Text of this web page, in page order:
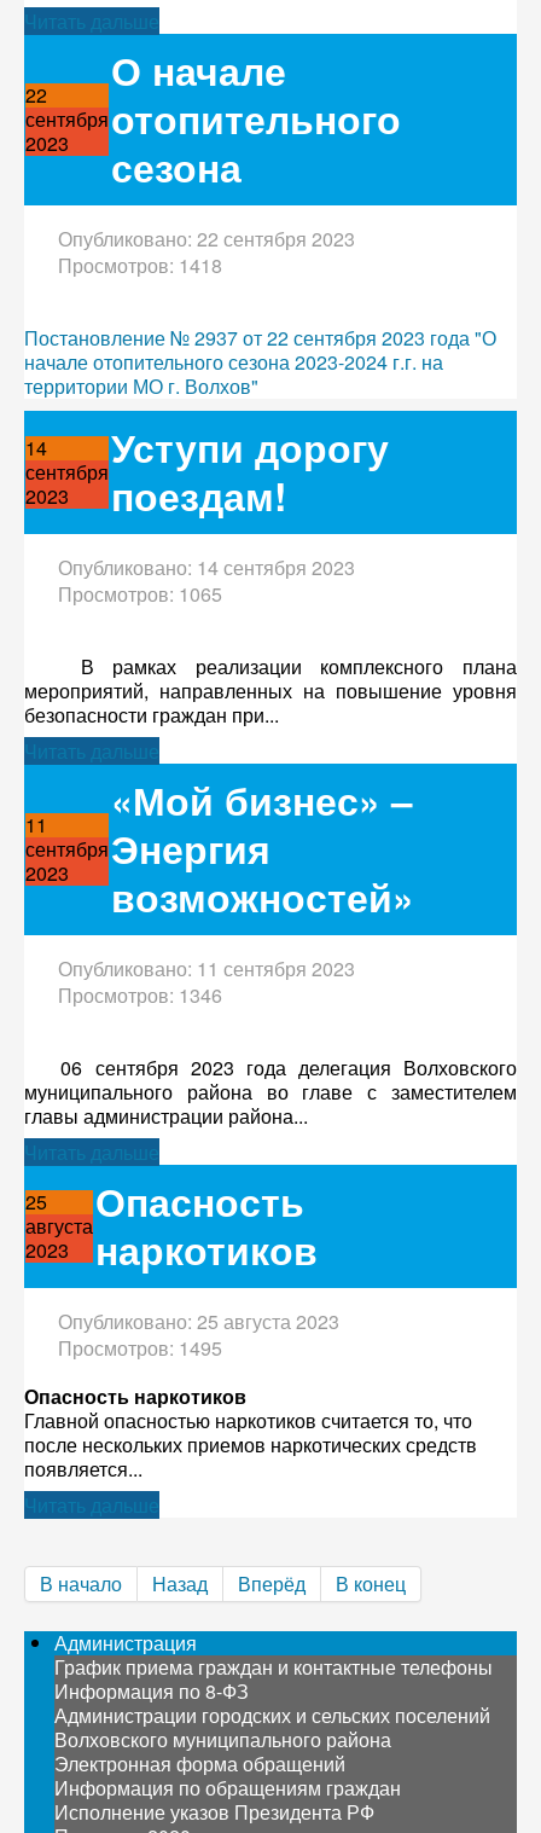
Читать дальше
22
сентября
2023
О начале
отопительного
сезона
Опубликовано: 22 сентября 2023
Просмотров: 1418
Постановление № 2937 от 22 сентября 2023 года "О
начале отопительного сезона 2023-2024 г.г. на
территории МО г. Волхов"
14
сентября
2023
Уступи дорогу
поездам!
Опубликовано: 14 сентября 2023
Просмотров: 1065
В рамках реализации комплексного плана
мероприятий, направленных на повышение уровня
безопасности граждан при...
Читать дальше
11
сентября
2023
«Мой бизнес» –
Энергия
возможностей»
Опубликовано: 11 сентября 2023
Просмотров: 1346
06 сентября 2023 года делегация Волховского
муниципального района во главе с заместителем
главы администрации района...
Читать дальше
25
августа
2023
Опасность
наркотиков
Опубликовано: 25 августа 2023
Просмотров: 1495
Опасность наркотиков
Главной опасностью наркотиков считается то, что
после нескольких приемов наркотических средств
появляется...
Читать дальше
В начало Назад Вперёд В конец
Администрация
График приема граждан и контактные телефоны
Информация по 8-ФЗ
Администрации городских и сельских поселений
Волховского муниципального района
Электронная форма обращений
Информация по обращениям граждан
Исполнение указов Президента РФ